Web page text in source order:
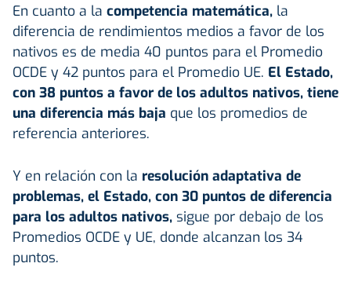
En cuanto a la competencia matemática, la
diferencia de rendimientos medios a favor de los
nativos es de media 40 puntos para el Promedio
OCDE y 42 puntos para el Promedio UE. El Estado,
con 38 puntos a favor de los adultos nativos, tiene
una diferencia más baja que los promedios de
referencia anteriores.
Y en relación con la resolución adaptativa de
problemas, el Estado, con 30 puntos de diferencia
para los adultos nativos, sigue por debajo de los
Promedios OCDE y UE, donde alcanzan los 34
puntos.